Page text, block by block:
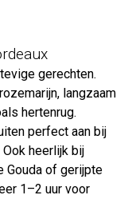
gerechten.
langzaam
hertenrug.
perfect aan bij
heerlijk bij
Gouda of gerijpte
1–2 uur voor